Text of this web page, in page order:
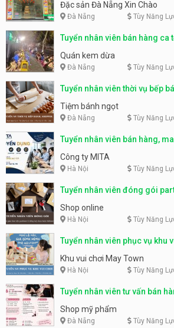
Nẵng
Đặc sản Đà Nẵng Xin Chào
Đà Nẵng Tùy Năng
Tuyển nhân viên bán hàng ca
Quán kem dừa
Đà Nẵng Tùy Năng
Tuyển nhân viên thời vụ bếp
Tiệm bánh ngọt
Đà Nẵng Tùy Năng
Tuyển nhân viên bán hàng,
parttime, fulltime
Công ty MITA
Hà Nội Tùy Năng
Tuyển nhân viên đóng gói
Shop online
Hà Nội Tùy Năng
Tuyển nhân viên phục vụ khu
động
Khu vui chơi May Town
Hà Nội Tùy Năng
Tuyển nhân viên tư vấn bán
Shop mỹ phẩm
Đà Nẵng Tùy Năng